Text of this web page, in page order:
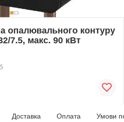
опалювального контуру
7.5, макс. 90 кВт
Доставка Оплата Умови